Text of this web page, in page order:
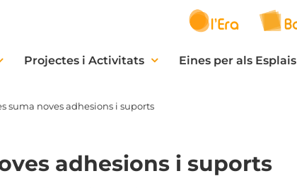
Projectes i Activitats Eines per als Esplais
suma noves adhesions i suports
adhesions i suports